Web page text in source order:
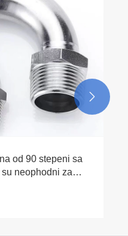
od 90 stepeni sa
neophodni za
